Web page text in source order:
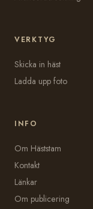
VERKTYG
Skicka in häst
Ladda upp foto
INFO
Om Häststam
Kontakt
Länkar
Om publicering